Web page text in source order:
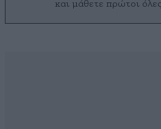
και μάθετε πρώτοι